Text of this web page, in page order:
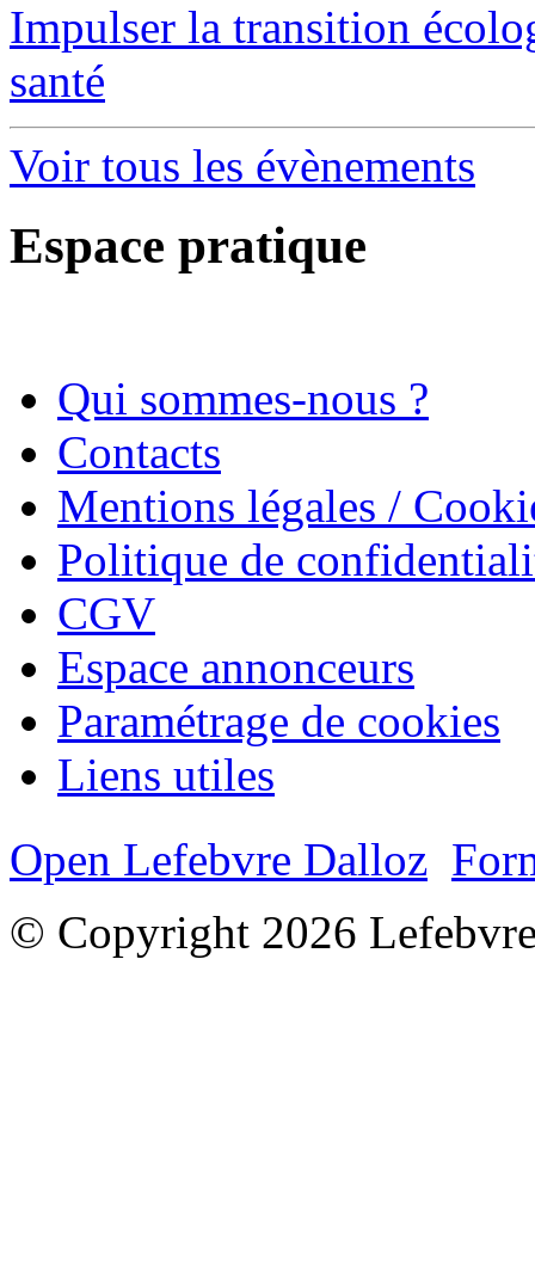
Impulser la transition
santé
Voir tous les évènements
Espace pratique
Qui sommes-nous ?
Contacts
Mentions légales /
Politique de
CGV
Espace annonceurs
Paramétrage de cookies
Liens utiles
Open Lefebvre Dalloz
© Copyright 2026